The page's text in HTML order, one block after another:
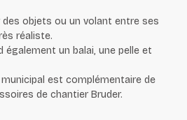
des objets ou un volant entre ses
réaliste.
également un balai, une pelle et
est complémentaire de
de chantier Bruder.